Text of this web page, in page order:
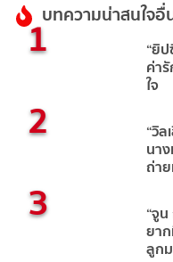
บทความน่าสนใจอื่
1 “ยิ
ค่า
ใจ
2 “วิ
นา
ถ่า
3 “จู
ยา
ลูก